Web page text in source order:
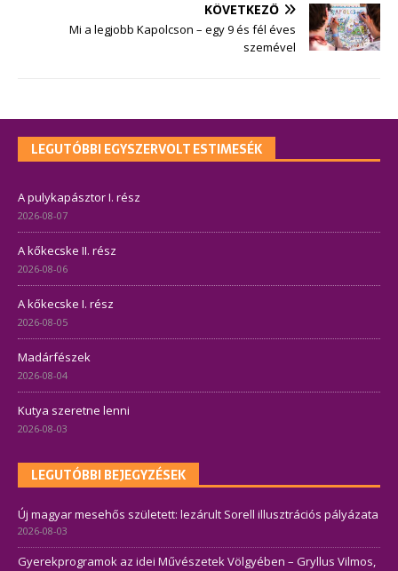
KÖVETKEZŐ
Mi a legjobb Kapolcson – egy 9 és fél éves
szemével
LEGUTÓBBI EGYSZERVOLT ESTIMESÉK
A pulykapásztor I. rész
2026-08-07
A kőkecske II. rész
2026-08-06
A kőkecske I. rész
2026-08-05
Madárfészek
2026-08-04
Kutya szeretne lenni
2026-08-03
LEGUTÓBBI BEJEGYZÉSEK
Új magyar mesehős született: lezárult Sorell illusztrációs pályázata
2026-08-03
Gyerekprogramok az idei Művészetek Völgyében – Gryllus Vilmos,